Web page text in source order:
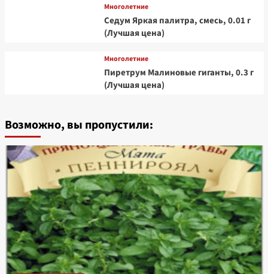
Многолетние
Седум Яркая палитра, смесь, 0.01 г
(Лучшая цена)
Многолетние
Пиретрум Малиновые гиганты, 0.3 г
(Лучшая цена)
Возможно, вы пропустили: